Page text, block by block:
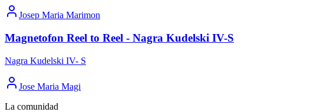
Josep Maria Marimon
Magnetofon Reel to Reel - Nagra Kudelski IV-S
Nagra Kudelski IV- S
Jose Maria Magi
La comunidad